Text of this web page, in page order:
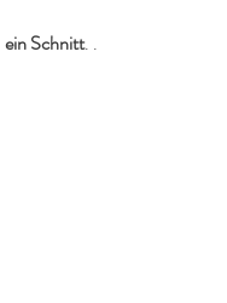
ein Schnitt. .